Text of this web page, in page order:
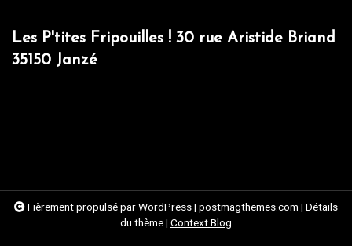
Les P'tites Fripouilles ! 30 rue Aristide Briand
35150 Janzé
Fièrement propulsé par WordPress| postmagthemes.com | Détails
du thème| Context Blog